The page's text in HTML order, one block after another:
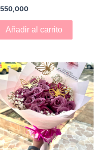
550,000
Añadir al carrito